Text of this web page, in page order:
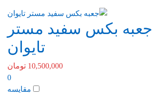
جعبه بکس سفید مستر
تایوان
10,500,000 تومان
0
مقایسه